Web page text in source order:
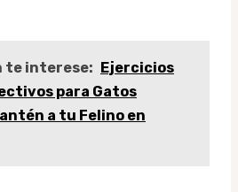
te interese: Ejercicios
para Gatos
a tu Felino en